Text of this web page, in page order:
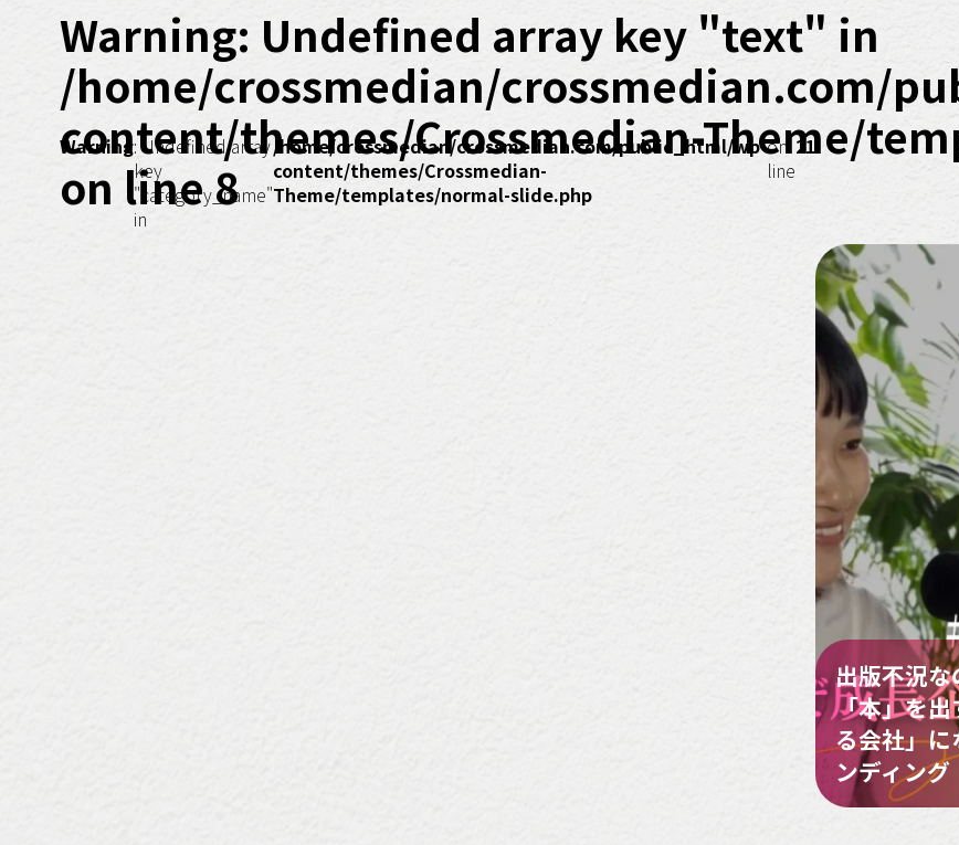
Warning: Undefined array key "text" in
/home/crossmedian/crossmedian.com/
content/themes/Crossmedian-Theme/
on line8
Warning: Undefined array
key
"category_name"
in
/home/crossmedian/crossmedian.com/public_html/wp-
content/themes/Crossmedian-
Theme/templates/normal-slide.php
on
line
21
出版不況な
「本」を
る会社」
ンディング